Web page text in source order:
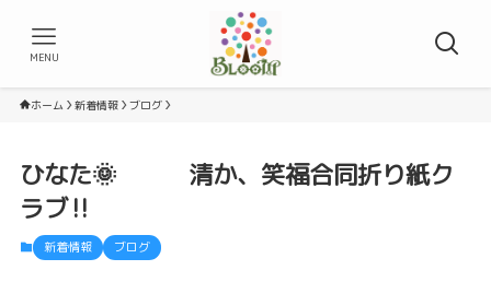
MENU
ホーム 新着情報 ブログ
ひなた🌞 清か、笑福合同折り紙ク
ラブ‼️
新着情報 ブログ